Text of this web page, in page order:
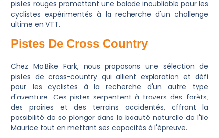
pistes rouges promettent une balade inoubliable pour les
cyclistes expérimentés à la recherche d'un challenge
ultime en VTT.
Pistes De Cross Country
Chez Mo'Bike Park, nous proposons une sélection de
pistes de cross-country qui allient exploration et défi
pour les cyclistes à la recherche d'un autre type
d'aventure. Ces pistes serpentent à travers des forêts,
des prairies et des terrains accidentés, offrant la
possibilité de se plonger dans la beauté naturelle de l'île
Maurice tout en mettant ses capacités à l'épreuve.